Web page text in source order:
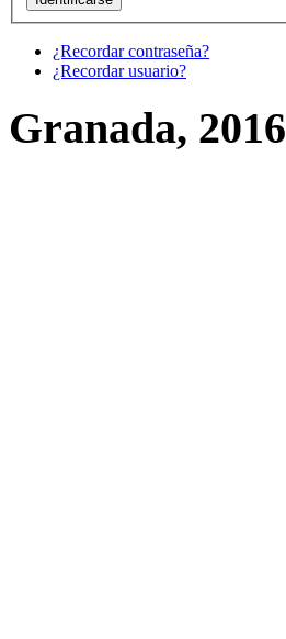
¿Recordar contraseña?
¿Recordar usuario?
Granada, 2016